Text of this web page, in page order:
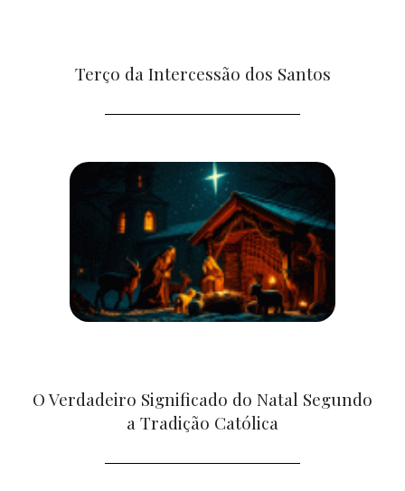
Terço da Intercessão dos Santos
O Verdadeiro Significado do Natal Segundo
a Tradição Católica